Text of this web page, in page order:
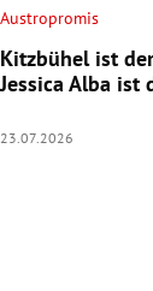
Austropromis
Kitzbühel ist
Jessica Alba ist
23.07.2026